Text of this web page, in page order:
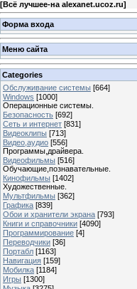
[Всё лучшее-на alexanet.ucoz.ru]
Форма входа
Меню сайта
Categories
Обслуживание системы [664]
Windows [1000]
Операционные системы.
Безопасность [692]
Сеть и интернет [831]
Видеоклипы [713]
Видео,аудио [556]
Программы,драйвера.
Видеофильмы [516]
Обучающие,познавательные.
Кинофильмы [1402]
Художественные.
Мультфильмы [362]
Графика [839]
Обои и хранители экрана [793]
Книги и справочники [4090]
Программирование [4]
Переводчики [36]
Портабл [1163]
Навигация [159]
Мобилка [1184]
Игры [1300]